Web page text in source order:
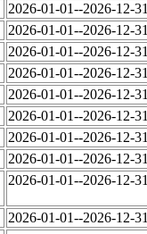
2026-01-01--2026-12-31
2026-01-01--2026-12-31
2026-01-01--2026-12-31
2026-01-01--2026-12-31
2026-01-01--2026-12-31
2026-01-01--2026-12-31
2026-01-01--2026-12-31
2026-01-01--2026-12-31
2026-01-01--2026-12-31
2026-01-01--2026-12-31